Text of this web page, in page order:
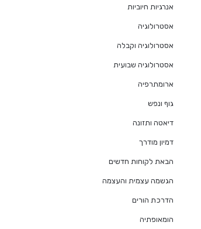
אנרגיות חיוביות
אסטרולוגיה
אסטרולוגיה וקבלה
אסטרולוגיה שבועית
ארומתרפיה
גוף ונפש
דיאטה ותזונה
דמיון מודרך
הבאת לקוחות חדשים
הגשמה עצמית והעצמה
הדרכת הורים
הומאופתיה